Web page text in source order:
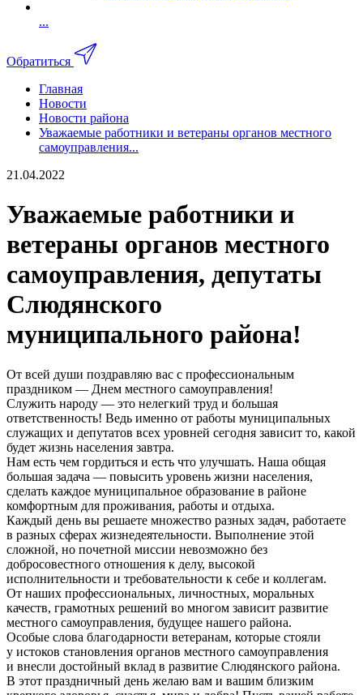
...
Обратиться
Главная
Новости
Новости района
Уважаемые работники и ветераны органов местного
самоуправления...
21.04.2022
Уважаемые работники и
ветераны органов местного
самоуправления, депутаты
Слюдянского
муниципального района!
От всей души поздравляю вас с профессиональным
праздником — Днем местного самоуправления!
Служить народу — это нелегкий труд и большая
ответственность! Ведь именно от работы муниципальных
служащих и депутатов всех уровней сегодня зависит то, какой
будет жизнь населения завтра.
Нам есть чем гордиться и есть что улучшать. Наша общая
большая задача — повысить уровень жизни населения,
сделать каждое муниципальное образование в районе
комфортным для проживания, работы и отдыха.
Каждый день вы решаете множество разных задач, работаете
в разных сферах жизнедеятельности. Выполнение этой
сложной, но почетной миссии невозможно без
добросовестного отношения к делу, высокой
исполнительности и требовательности к себе и коллегам.
От наших профессиональных, личностных, моральных
качеств, грамотных решений во многом зависит развитие
местного самоуправления, будущее нашего района.
Особые слова благодарности ветеранам, которые стояли
у истоков становления органов местного самоуправления
и внесли достойный вклад в развитие Слюдянского района.
В этот праздничный день желаю вам и вашим близким